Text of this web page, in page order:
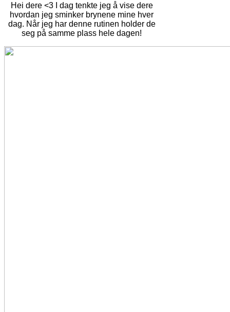
Hei dere <3 I dag tenkte jeg å vise dere
hvordan jeg sminker brynene mine hver
dag. Når jeg har denne rutinen holder de
seg på samme plass hele dagen!